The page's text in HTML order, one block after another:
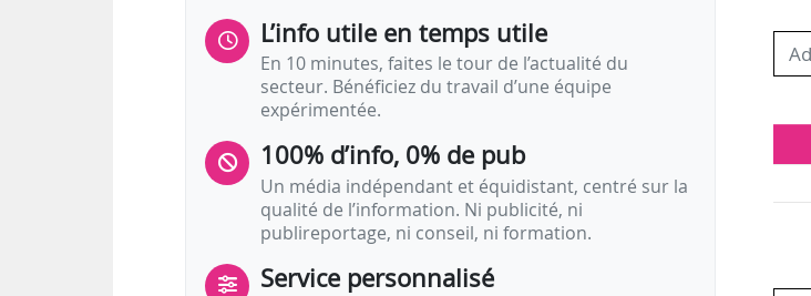
L’info utile en temps utile
En 10 minutes, faites le tour de l’actualité du
secteur. Bénéficiez du travail d’une équipe
expérimentée.
100% d’info, 0% de pub
Un média indépendant et équidistant, centré sur la
qualité de l’information. Ni publicité, ni
publireportage, ni conseil, ni formation.
Service personnalisé